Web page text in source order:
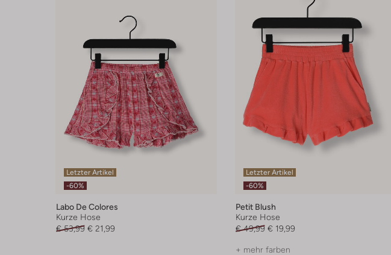
Letzter Artikel
-60%
Labo De Colores
Kurze Hose
€ 53,99 € 21,99
Letzter Artikel
-60%
Petit Blush
Kurze Hose
€ 49,99 € 19,99
+ mehr farben